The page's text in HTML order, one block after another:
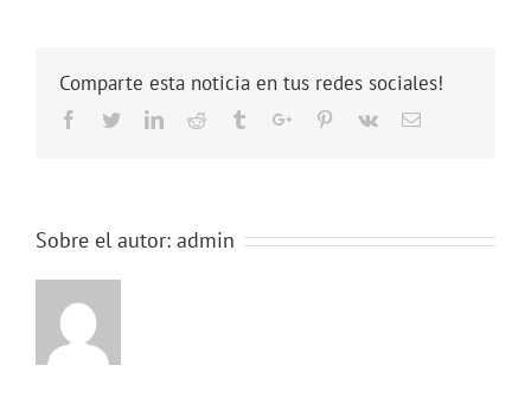
Comparte esta noticia en tus redes sociales!
Facebook
TwitterLinkedinReddit TumblrGoogle+Pinterest
Vk Email
Sobre el autor: admin